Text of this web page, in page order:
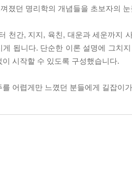
졌던 명리학의 개념들을 초보자의
천간, 지지, 육친, 대운과 세운까지
게 됩니다. 단순한 이론 설명에 그치
이 시작할 수 있도록 구성했습니다.
를 어렵게만 느꼈던 분들에게 길잡이